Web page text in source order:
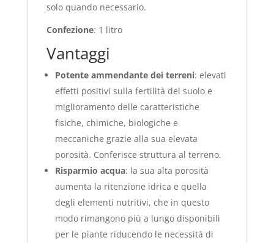
solo quando necessario.
Confezione: 1 litro
Vantaggi
Potente ammendante dei terreni: elevati
effetti positivi sulla fertilità del suolo e
miglioramento delle caratteristiche
fisiche, chimiche, biologiche e
meccaniche grazie alla sua elevata
porosità. Conferisce struttura al terreno.
Risparmio acqua: la sua alta porosità
aumenta la ritenzione idrica e quella
degli elementi nutritivi, che in questo
modo rimangono più a lungo disponibili
per le piante riducendo le necessità di